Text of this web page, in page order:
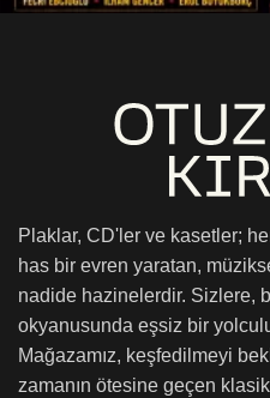
Plaklar, CD'ler ve kasetler;
has bir evren yaratan,
nadide hazinelerdir. Sizlere,
okyanusunda eşsiz bir
Mağazamız, keşfedilmeyi
zamanın ötesine geçen